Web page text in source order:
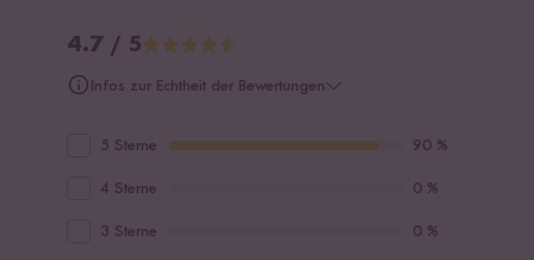
4.7 / 5
Infos zur Echtheit der Bewertungen
5 Sterne 90 %
4 Sterne 0 %
3 Sterne 0 %